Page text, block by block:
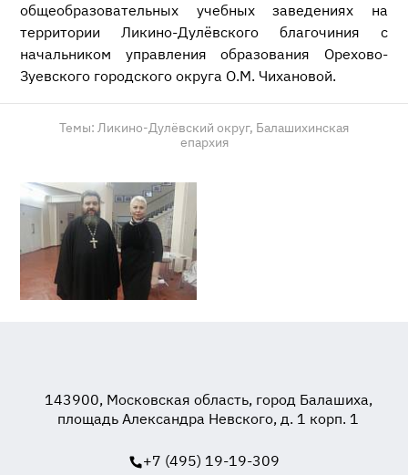
общеобразовательных учебных заведениях на
территории Ликино-Дулёвского благочиния с
начальником управления образования Орехово-
Зуевского городского округа О.М. Чихановой.
Темы: Ликино-Дулёвский округ, Балашихинская
епархия
143900, Московская область, город Балашиха,
площадь Александра Невского, д. 1 корп. 1
+7 (495) 19-19-309